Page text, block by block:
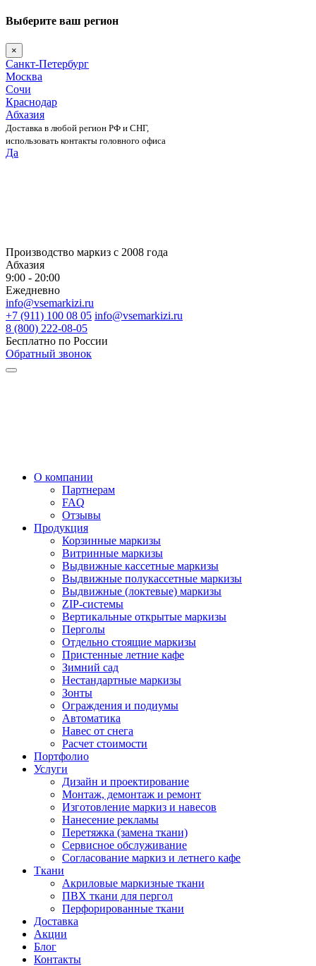
Выберите ваш регион
×
Санкт-Петербург
Москва
Сочи
Краснодар
Абхазия
Доставка в любой регион РФ и СНГ,
использовать контакты головного офиса
Да
Производство маркиз с 2008 года
Абхазия
9:00 - 20:00
Ежедневно
info@vsemarkizi.ru
+7 (911) 100 08 05 info@vsemarkizi.ru
8 (800) 222-08-05
Бесплатно по России
Обратный звонок
О компании
Партнерам
FAQ
Отзывы
Продукция
Корзинные маркизы
Витринные маркизы
Выдвижные кассетные маркизы
Выдвижные полукассетные маркизы
Выдвижные (локтевые) маркизы
ZIP-системы
Вертикальные открытые маркизы
Перголы
Отдельно стоящие маркизы
Пристенные летние кафе
Зимний сад
Нестандартные маркизы
Зонты
Ограждения и подиумы
Автоматика
Навес от снега
Расчет стоимости
Портфолио
Услуги
Дизайн и проектирование
Монтаж, демонтаж и ремонт
Изготовление маркиз и навесов
Нанесение рекламы
Перетяжка (замена ткани)
Сервисное обслуживание
Согласование маркиз и летнего кафе
Ткани
Акриловые маркизные ткани
ПВХ ткани для пергол
Перфорированные ткани
Доставка
Акции
Блог
Контакты